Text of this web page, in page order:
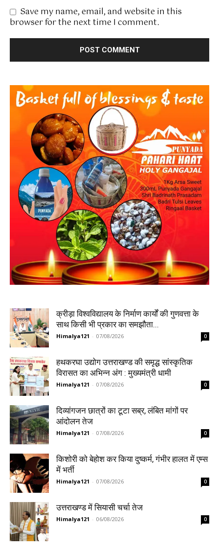
Save my name, email, and website in this
browser for the next time I comment.
क्रीड़ा विश्वविद्यालय के निर्माण कार्यों की गुणवत्ता के
साथ किसी भी प्रकार का समझौता...
Himalya121 - 07/08/2026 0
हथकरघा उद्योग उत्तराखण्ड की समृद्ध सांस्कृतिक
विरासत का अभिन्न अंग : मुख्यमंत्री धामी
Himalya121 - 07/08/2026 0
दिव्यांगजन छात्रों का टूटा सब्र, लंबित मांगों पर
आंदोलन तेज
Himalya121 - 07/08/2026 0
किशोरी को बेहोश कर किया दुष्कर्म, गंभीर हालत में एम्स
में भर्ती
Himalya121 - 07/08/2026 0
उत्तराखण्ड में सियासी चर्चा तेज
Himalya121 - 06/08/2026 0